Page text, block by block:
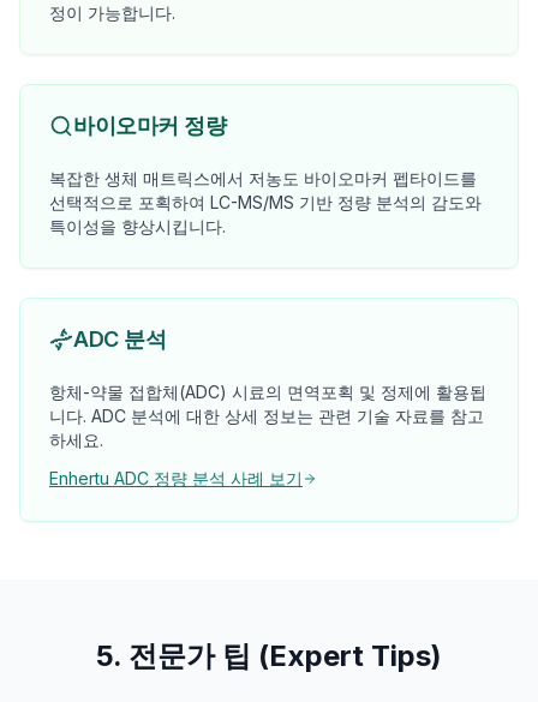
정이 가능합니다.
바이오마커 정량
복잡한 생체 매트릭스에서 저농도 바이오마커 펩타이드를
선택적으로 포획하여 LC-MS/MS 기반 정량 분석의 감도와
특이성을 향상시킵니다.
ADC 분석
항체-약물 접합체(ADC) 시료의 면역포획 및 정제에 활용됩
니다. ADC 분석에 대한 상세 정보는 관련 기술 자료를 참고
하세요.
Enhertu ADC 정량 분석 사례 보기
5. 전문가 팁 (Expert Tips)